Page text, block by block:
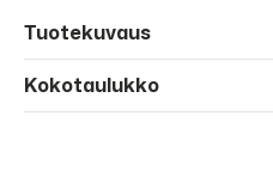
Tuotekuvaus
Kokotaulukko